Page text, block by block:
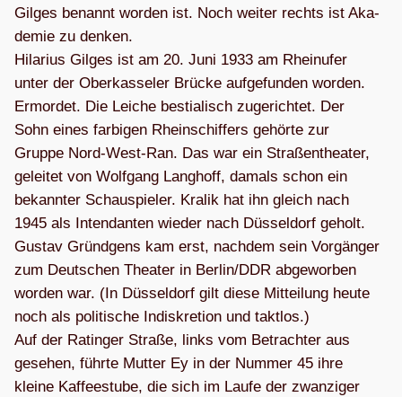
Gil­ges benannt wor­den ist. Noch wei­ter rechts ist Aka­
de­mie zu den­ken.
Hila­rius Gil­ges ist am 20. Juni 1933 am Rhein­ufer
unter der Ober­kas­se­ler Brü­cke auf­ge­fun­den wor­den.
Ermor­det. Die Lei­che bes­tia­lisch zuge­rich­tet. Der
Sohn eines far­bi­gen Rhein­schif­fers gehörte zur
Gruppe Nord-West-Ran. Das war ein Stra­ßen­thea­ter,
gelei­tet von Wolf­gang Lang­hoff, damals schon ein
bekann­ter Schau­spie­ler. Kra­lik hat ihn gleich nach
1945 als Inten­dan­ten wie­der nach Düs­sel­dorf geholt.
Gus­tav Gründ­gens kam erst, nach­dem sein Vor­gän­ger
zum Deut­schen Thea­ter in Berlin/DDR abge­wor­ben
wor­den war. (In Düs­sel­dorf gilt diese Mit­tei­lung heute
noch als poli­ti­sche Indis­kre­tion und takt­los.)
Auf der Ratin­ger Straße, links vom Betrach­ter aus
gese­hen, führte Mut­ter Ey in der Num­mer 45 ihre
kleine Kaf­fee­stube, die sich im Laufe der zwan­zi­ger